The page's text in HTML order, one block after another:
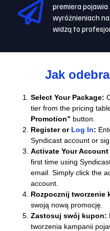
premiera
wyróżnieniach
widzą to
Jak
Select Your Package:
tier from the pricing
Promotion” button.
Register or Log In:
Syndicast account or
Activate Your Account
first time using
email. Simply click the
account.
Rozpocznij tworzenie
swoją nową promocję.
Zastosuj swój kupon:
tworzenia kampanii